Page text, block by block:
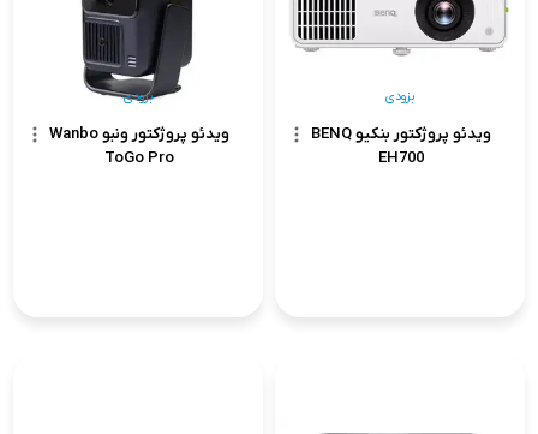
ویدئو پروژکتور بنکیو BENQ
EH700
بزودی
ویدئو پروژکتور ونبو Wanbo
ToGo Pro
بزودی